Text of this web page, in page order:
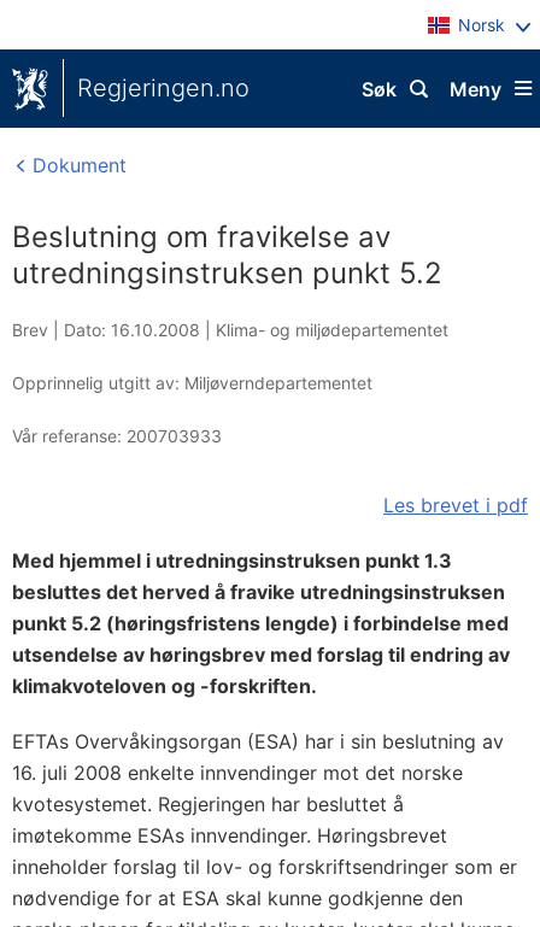
Norsk
Regjeringen.no Meny
Søk
Dokument
Beslutning om fravikelse av
utredningsinstruksen punkt 5.2
Brev | Dato: 16.10.2008 Klima- og miljødepartementet
Opprinnelig utgitt av: Miljøverndepartementet
Vår referanse: 200703933
Les brevet i pdf
Med hjemmel i utredningsinstruksen punkt 1.3
besluttes det herved å fravike utredningsinstruksen
punkt 5.2 (høringsfristens lengde) i forbindelse med
utsendelse av høringsbrev med forslag til endring av
klimakvoteloven og -forskriften.
EFTAs Overvåkingsorgan (ESA) har i sin beslutning av
16. juli 2008 enkelte innvendinger mot det norske
kvotesystemet. Regjeringen har besluttet å
imøtekomme ESAs innvendinger. Høringsbrevet
inneholder forslag til lov- og forskriftsendringer som er
nødvendige for at ESA skal kunne godkjenne den